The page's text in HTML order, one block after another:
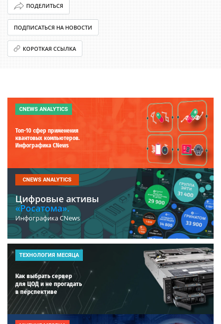
ПОДЕЛИТЬСЯ
ПОДПИСАТЬСЯ НА НОВОСТИ
КОРОТКАЯ ССЫЛКА
CNEWS ANALYTICS
Топ-10 сфер применения
квантовых компьютеров.
Инфографика CNews
CNEWS ANALYTICS
Цифровые активы
«Росатома».
Инфографика CNews
ТЕХНОЛОГИЯ МЕСЯЦА
Как выбрать сервер
для ЦОД и не прогадать
в перспективе